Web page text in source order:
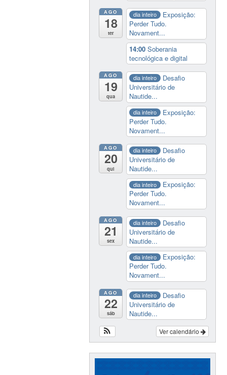
AGO
18
ter
dia inteiro
Exposição:
Perder Tudo.
Novament...
14:00Soberania
tecnológica e digital
AGO
19
qua
dia inteiro
Desafio
Universitário de
Nautide...
dia inteiro
Exposição:
Perder Tudo.
Novament...
AGO
20
qui
dia inteiro
Desafio
Universitário de
Nautide...
dia inteiro
Exposição:
Perder Tudo.
Novament...
AGO
21
sex
dia inteiro
Desafio
Universitário de
Nautide...
dia inteiro
Exposição:
Perder Tudo.
Novament...
AGO
22
sáb
dia inteiro
Desafio
Universitário de
Nautide...
Ver calendário